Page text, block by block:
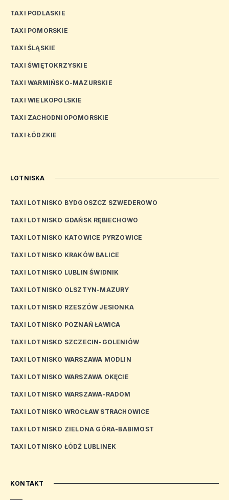
TAXI PODLASKIE
TAXI POMORSKIE
TAXI ŚLĄSKIE
TAXI ŚWIĘTOKRZYSKIE
TAXI WARMIŃSKO-MAZURSKIE
TAXI WIELKOPOLSKIE
TAXI ZACHODNIOPOMORSKIE
TAXI ŁÓDZKIE
LOTNISKA
TAXI LOTNISKO BYDGOSZCZ SZWEDEROWO
TAXI LOTNISKO GDAŃSK RĘBIECHOWO
TAXI LOTNISKO KATOWICE PYRZOWICE
TAXI LOTNISKO KRAKÓW BALICE
TAXI LOTNISKO LUBLIN ŚWIDNIK
TAXI LOTNISKO OLSZTYN-MAZURY
TAXI LOTNISKO RZESZÓW JESIONKA
TAXI LOTNISKO POZNAŃ ŁAWICA
TAXI LOTNISKO SZCZECIN-GOLENIÓW
TAXI LOTNISKO WARSZAWA MODLIN
TAXI LOTNISKO WARSZAWA OKĘCIE
TAXI LOTNISKO WARSZAWA-RADOM
TAXI LOTNISKO WROCŁAW STRACHOWICE
TAXI LOTNISKO ZIELONA GÓRA-BABIMOST
TAXI LOTNISKO ŁÓDŹ LUBLINEK
KONTAKT